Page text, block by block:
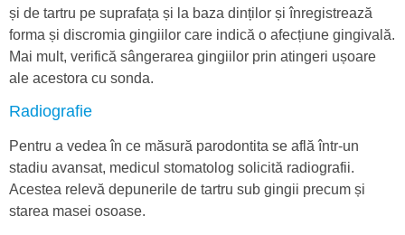
și de tartru pe suprafața și la baza dinților și înregistrează
forma și discromia gingiilor care indică o afecțiune gingivală.
Mai mult, verifică sângerarea gingiilor prin atingeri ușoare
ale acestora cu sonda.
Radiografie
Pentru a vedea în ce măsură parodontita se află într-un
stadiu avansat, medicul stomatolog solicită radiografii.
Acestea relevă depunerile de tartru sub gingii precum și
starea masei osoase.